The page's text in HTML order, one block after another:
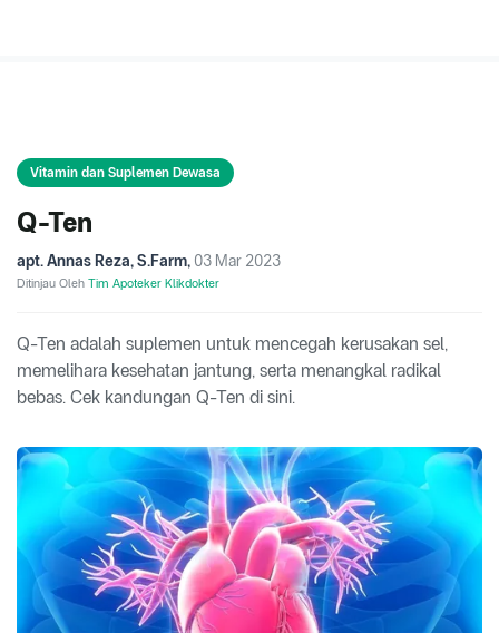
Vitamin dan Suplemen Dewasa
Q-Ten
apt. Annas Reza, S.Farm, 03 Mar 2023
Ditinjau Oleh Tim Apoteker Klikdokter
Q-Ten adalah suplemen untuk mencegah kerusakan sel,
memelihara kesehatan jantung, serta menangkal radikal
bebas. Cek kandungan Q-Ten di sini.